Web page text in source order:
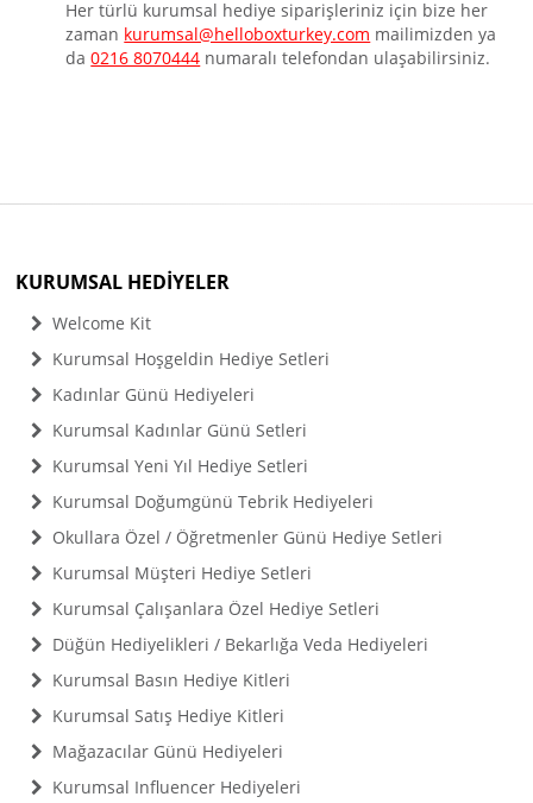
Her türlü kurumsal hediye siparişleriniz için bize her
zaman kurumsal@helloboxturkey.com mailimizden ya
da0216 8070444 numaralı telefondan ulaşabilirsiniz.
KURUMSAL HEDİYELER
Welcome Kit
Kurumsal Hoşgeldin Hediye Setleri
Kadınlar Günü Hediyeleri
Kurumsal Kadınlar Günü Setleri
Kurumsal Yeni Yıl Hediye Setleri
Kurumsal Doğumgünü Tebrik Hediyeleri
Okullara Özel / Öğretmenler Günü Hediye Setleri
Kurumsal Müşteri Hediye Setleri
Kurumsal Çalışanlara Özel Hediye Setleri
Düğün Hediyelikleri / Bekarlığa Veda Hediyeleri
Kurumsal Basın Hediye Kitleri
Kurumsal Satış Hediye Kitleri
Mağazacılar Günü Hediyeleri
Kurumsal Influencer Hediyeleri